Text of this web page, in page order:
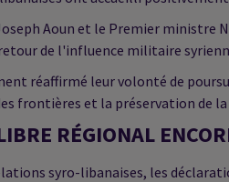
Aoun et le Premier ministre
de l'influence militaire
réaffirmé leur volonté de
frontières et la préservation de
RÉGIONAL
syro-libanaises, les